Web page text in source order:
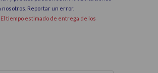
Reportar un error.
tiempo estimado de entrega de los